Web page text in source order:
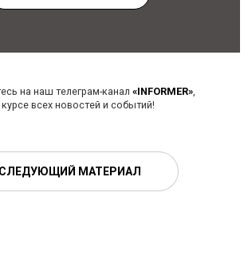
на наш телеграм-канал «INFORMER»,
всех новостей и событий!
СЛЕДУЮЩИЙ МАТЕРИАЛ